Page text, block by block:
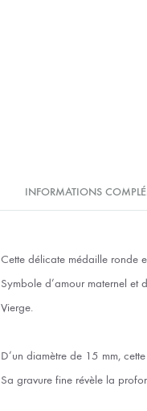
INFORMATIONS
Cette délicate médaille ronde
Symbole d’amour maternel
Vierge.
D’un diamètre de 15 mm,
Sa gravure fine révèle la